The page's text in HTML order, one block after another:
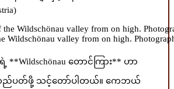
Wildschönau valley from on high.
**Wildschönau တောင်ကြား** ဟာ
ည်ပတ်ဖို့ သင့်တော်ပါတယ်။ ကေဘယ်